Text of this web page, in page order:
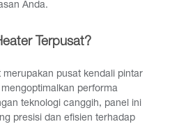
Anda.
Terpusat?
merupakan pusat kendali pintar
performa
teknologi canggih, panel ini
presisi dan efisien terhadap